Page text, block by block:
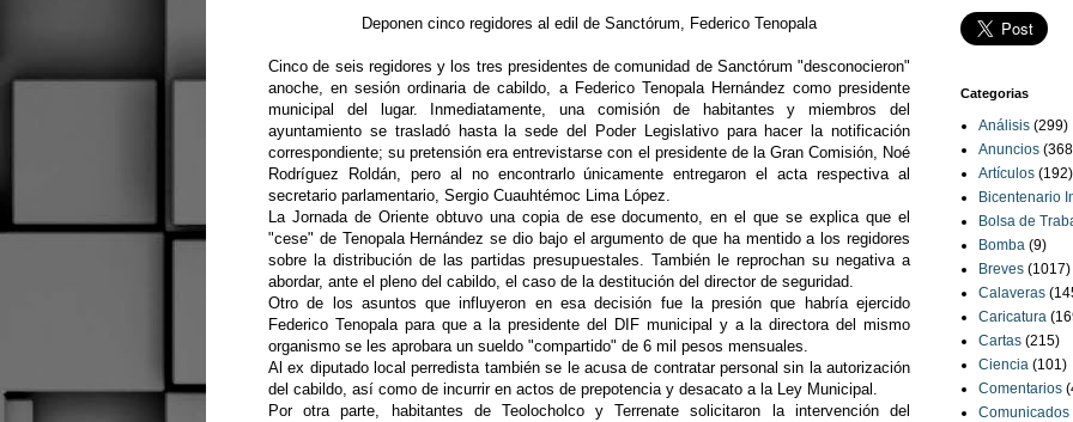
Deponen cinco regidores al edil de Sanctórum, Federico Tenopala
Cinco de seis regidores y los tres presidentes de comunidad de Sanctórum "desconocieron"
anoche, en sesión ordinaria de cabildo, a Federico Tenopala Hernández como presidente
municipal del lugar. Inmediatamente, una comisión de habitantes y miembros del
ayuntamiento se trasladó hasta la sede del Poder Legislativo para hacer la notificación
correspondiente; su pretensión era entrevistarse con el presidente de la Gran Comisión, Noé
Rodríguez Roldán, pero al no encontrarlo únicamente entregaron el acta respectiva al
secretario parlamentario, Sergio Cuauhtémoc Lima López.
La Jornada de Oriente obtuvo una copia de ese documento, en el que se explica que el
"cese" de Tenopala Hernández se dio bajo el argumento de que ha mentido a los regidores
sobre la distribución de las partidas presupuestales. También le reprochan su negativa a
abordar, ante el pleno del cabildo, el caso de la destitución del director de seguridad.
Otro de los asuntos que influyeron en esa decisión fue la presión que habría ejercido
Federico Tenopala para que a la presidente del DIF municipal y a la directora del mismo
organismo se les aprobara un sueldo "compartido" de 6 mil pesos mensuales.
Al ex diputado local perredista también se le acusa de contratar personal sin la autorización
del cabildo, así como de incurrir en actos de prepotencia y desacato a la Ley Municipal.
Por otra parte, habitantes de Teolocholco y Terrenate solicitaron la intervención del
Categorias
Análisis (299)
Anuncios
Artículos (192)
Bicentenario
Bolsa de
Bomba (9)
Breves (1017)
Calaveras
Caricatura
Cartas (215)
Ciencia (101)
Comentarios
Comunicados